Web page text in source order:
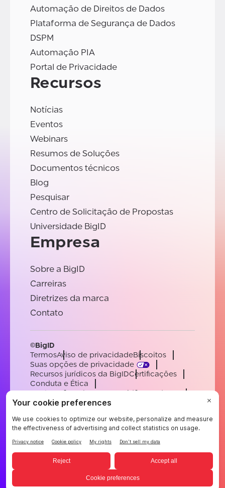
Automação de Direitos de Dados
Plataforma de Segurança de Dados
DSPM
Automação PIA
Portal de Privacidade
Recursos
Notícias
Eventos
Webinars
Resumos de Soluções
Documentos técnicos
Blog
Pesquisar
Centro de Solicitação de Propostas
Universidade BigID
Empresa
Sobre a BigID
Carreiras
Diretrizes da marca
Contato
©BigID
TermosAviso de privacidadeBiscoitos
Suas opções de privacidade
Recursos jurídicos da BigIDCertificações
Conduta e Ética
Declaração sobre a escravidão moderna
SubprocessadoresApoiar
EnglishGermanFrenchSpanishPortuguese